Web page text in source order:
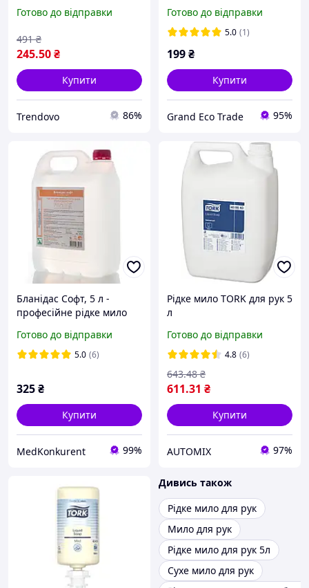
хорошими миючими
Готово до відправки
245.50₴
491 ₴
Купити
Trendovo 86%
Готово до відправки
5.0 (1)
199₴
Купити
Grand Eco Trade 95%
Бланідас Софт, 5 л -
професійне рідке мило
Готово до відправки
5.0 (6)
325₴
Купити
MedKonkurent 99%
Рідке мило TORK для рук 5
л
Готово до відправки
4.8 (6)
611.31 ₴
643.48 ₴
Купити
AUTOMIX 97%
Дивись також
Рідке мило для рук
Мило для рук
Рідке мило для рук 5л
Сухе мило для рук